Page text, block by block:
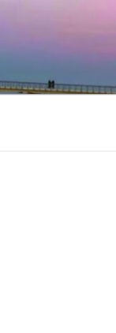
springen